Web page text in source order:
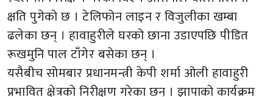
क्षति पुगेको छ । टेलिफोन लाइन र विजुलीका खम्बा
ढलेका छन् । हावाहुरीले घरको छाना उडाएपछि पीडित
रूखमुनि पाल टाँगेर बसेका छन् ।
यसैबीच सोमबार प्रधानमन्त्री केपी शर्मा ओली हावाहुरी
प्रभावित क्षेत्रको निरीक्षण गरेका छन् । झापाको कार्यक्रम